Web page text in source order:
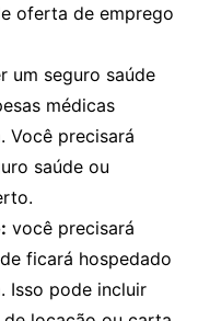
oferta de emprego
um seguro saúde
médicas
Você precisará
saúde ou
você precisará
ficará hospedado
Isso pode incluir